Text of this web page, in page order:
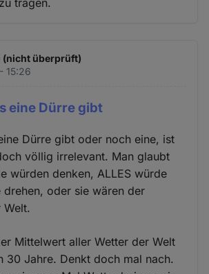
(nicht überprüft)
15:26
eine Dürre gibt
Dürre gibt oder noch eine, ist
völlig irrelevant. Man glaubt
würden denken, ALLES würde
drehen, oder sie wären der
Mittelwert aller Wetter der Welt
30 Jahre. Denkt doch mal nach.